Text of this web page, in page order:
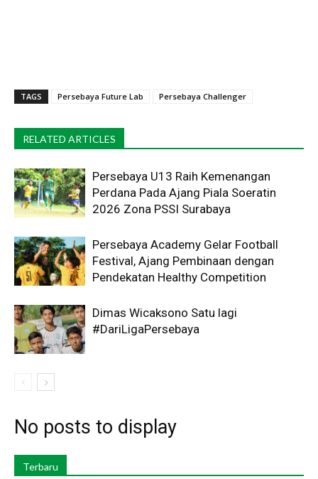
TAGS Persebaya Future Lab Persebaya Challenger
RELATED ARTICLES
Persebaya U13 Raih Kemenangan
Perdana Pada Ajang Piala Soeratin
2026 Zona PSSI Surabaya
Persebaya Academy Gelar Football
Festival, Ajang Pembinaan dengan
Pendekatan Healthy Competition
Dimas Wicaksono Satu lagi
#DariLigaPersebaya
No posts to display
Terbaru